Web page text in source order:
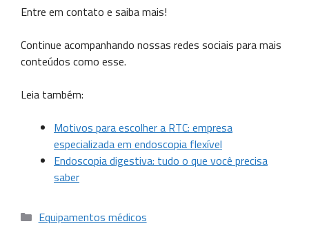
Entre em contato e saiba mais!
Continue acompanhando nossas redes sociais para mais
conteúdos como esse.
Leia também:
Motivos para escolher a RTC: empresa
especializada em endoscopia flexível
Endoscopia digestiva: tudo o que você precisa
saber
Equipamentos médicos